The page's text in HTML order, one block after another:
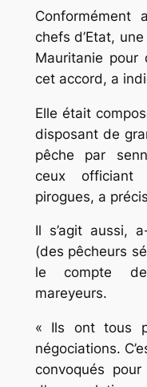
Conformément
chefs d’Etat,
Mauritanie
cet accord, a
Elle était
disposant de
pêche par
ceux
pirogues, a
Il s’agit aussi,
(des pêcheurs
le compte
mareyeurs.
« Ils ont tous
négociations.
convoqués